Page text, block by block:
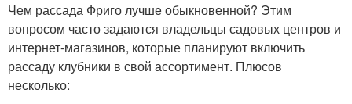
Чем рассада Фриго лучше обыкновенной? Этим
вопросом часто задаются владельцы садовых центров и
интернет-магазинов, которые планируют включить
рассаду клубники в свой ассортимент. Плюсов
несколько: